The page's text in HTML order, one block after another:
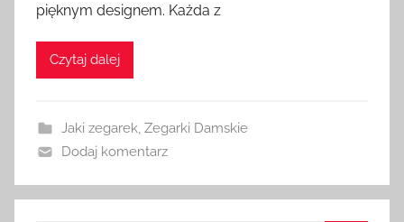
pięknym designem. Każda z
Czytaj dalej
Jaki zegarek, Zegarki Damskie
Dodaj komentarz